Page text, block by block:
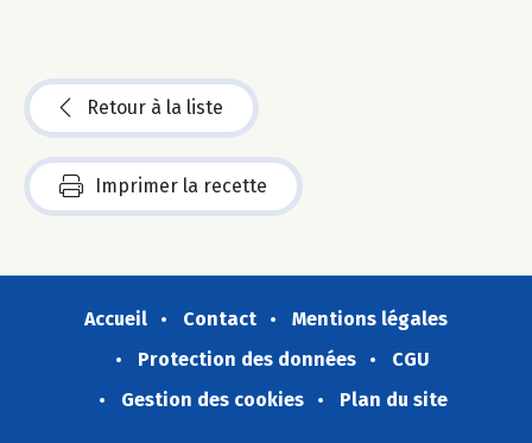
Retour à la liste
Imprimer la recette
Accueil Contact
Mentions légales
Protection des données
CGU
Gestion des cookies
Plan du site